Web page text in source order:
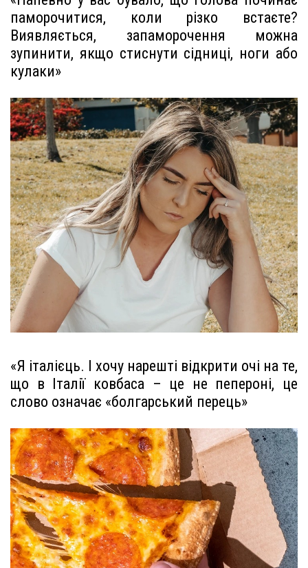
паморочитися, коли різко встаєте?
Виявляється, запаморочення можна
зупинити, якщо стиснути сідниці, ноги або
кулаки»
«Я італієць. І хочу нарешті відкрити очі на те,
що в Італії ковбаса – це не пепероні, це
слово означає «болгарський перець»